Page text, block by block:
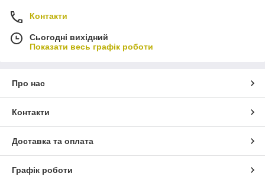
Контакти
Сьогодні вихідний
Показати весь графік роботи
Про нас
Контакти
Доставка та оплата
Графік роботи